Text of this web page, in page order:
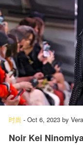
时尚 - Oct 6, 2023 by Vera
Noir Kei